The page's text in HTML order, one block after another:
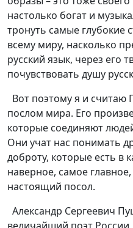
настолько богат и
тронуть самые глубокие
всему миру, насколько
русский язык, через его
почувствовать душу
Вот поэтому я и
послом мира. Его
которые соединяют
Они учат нас понимать
доброту, которые есть в
наверное, самое
настоящий посол.
Александр Сергеевич